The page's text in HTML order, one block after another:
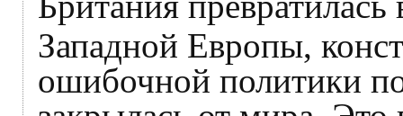
Западной Европы,
ошибочной политики